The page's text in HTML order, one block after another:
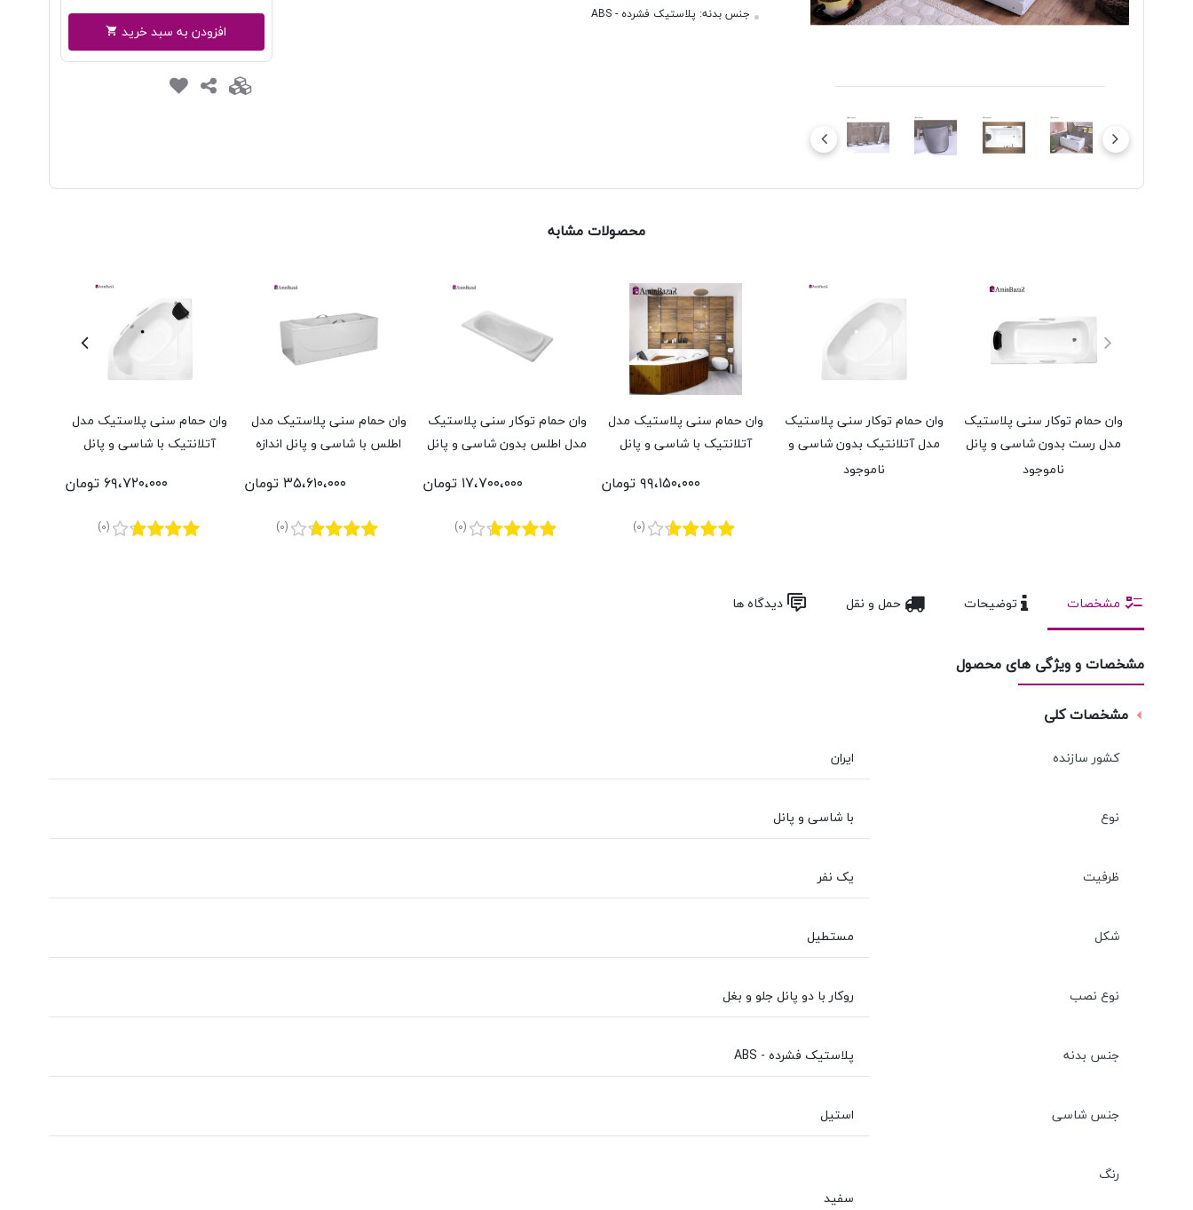
جنس بدنه: پلاستیک فشرده - ABS
افزودن به سبد خرید
محصولات مشابه
وان حمام توکار سنی پلاستیک
مدل رست بدون شاسی و پانل
ناموجود
وان حمام توکار سنی پلاستیک
مدل آتلانتیک بدون شاسی و
ناموجود
وان حمام سنی پلاستیک مدل
آتلانتیک با شاسی و پانل
سانتی‌متر
۹۹،۱۵۰،۰۰۰ تومان
(0)
وان حمام توکار سنی پلاستیک
مدل اطلس بدون شاسی و پانل
۱۷،۷۰۰،۰۰۰ تومان
(0)
وان حمام سنی پلاستیک مدل
اطلس با شاسی و پانل اندازه
۳۵،۶۱۰،۰۰۰ تومان
(0)
وان حمام سنی پلاستیک مدل
آتلانتیک با شاسی و پانل
۶۹،۷۲۰،۰۰۰ تومان
(0)
مشخصات توضیحات حمل و نقل دیدگاه ها
مشخصات و ویژگی های محصول
مشخصات کلی
کشور سازنده ایران
نوع با شاسی و پانل
ظرفیت یک نفر
شکل مستطیل
نوع نصب روکار با دو پانل جلو و بغل
جنس بدنه پلاستیک فشرده - ABS
جنس شاسی استیل
رنگ
سفید